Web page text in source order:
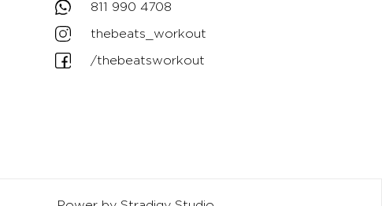
811 990 4708
thebeats_workout
/thebeatsworkout